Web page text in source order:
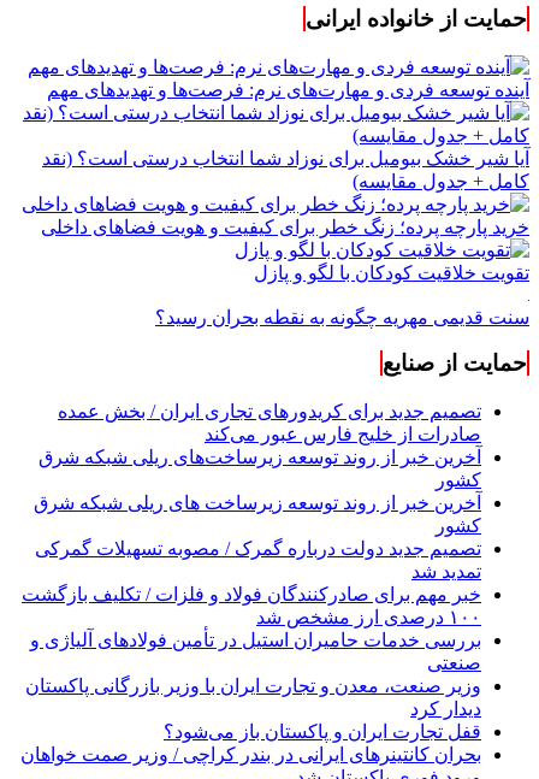
حمایت از خانواده ایرانی
آینده توسعه فردی و مهارت‌های نرم: فرصت‌ها و تهدیدهای مهم
آیا شیر خشک بیومیل برای نوزاد شما انتخاب درستی است؟ (نقد
کامل + جدول مقایسه)
خرید پارچه پرده؛ زنگ خطر برای کیفیت و هویت فضاهای داخلی
تقویت خلاقیت کودکان با لگو و پازل
سنت قدیمی مهریه چگونه به نقطه بحران رسید؟
حمایت از صنایع
تصمیم جدید برای کریدورهای تجاری ایران / بخش عمده
صادرات از خلیج فارس عبور می‌کند
آخرین خبر از روند توسعه زیرساخت‌های ریلی شبکه شرق
کشور
آخرین خبر از روند توسعه زیرساخت های ریلی شبکه شرق
کشور
تصمیم جدید دولت درباره گمرک / مصوبه تسهیلات گمرکی
تمدید شد
خبر مهم برای صادرکنندگان فولاد و فلزات / تکلیف بازگشت
۱۰۰ درصدی ارز مشخص شد
بررسی خدمات حامیران استیل در تأمین فولادهای آلیاژی و
صنعتی
وزیر صنعت، معدن و تجارت ایران با وزیر بازرگانی پاکستان
دیدار کرد
قفل تجارت ایران و پاکستان باز می‌شود؟
بحران کانتینر‌های ایرانی در بندر کراچی / وزیر صمت خواهان